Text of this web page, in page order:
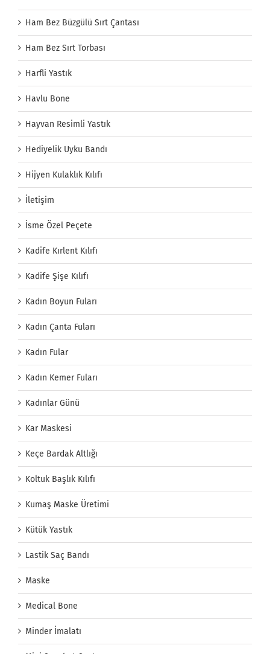
Ham Bez Büzgülü Sırt Çantası
Ham Bez Sırt Torbası
Harfli Yastık
Havlu Bone
Hayvan Resimli Yastık
Hediyelik Uyku Bandı
Hijyen Kulaklık Kılıfı
İletişim
İsme Özel Peçete
Kadife Kırlent Kılıfı
Kadife Şişe Kılıfı
Kadın Boyun Fuları
Kadın Çanta Fuları
Kadın Fular
Kadın Kemer Fuları
Kadınlar Günü
Kar Maskesi
Keçe Bardak Altlığı
Koltuk Başlık Kılıfı
Kumaş Maske Üretimi
Kütük Yastık
Lastik Saç Bandı
Maske
Medical Bone
Minder İmalatı